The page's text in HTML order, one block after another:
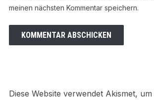
meinen nächsten Kommentar speichern.
Diese Website verwendet Akismet,